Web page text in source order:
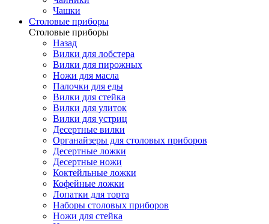
Чашки
Cтоловые приборы
Cтоловые приборы
Назад
Вилки для лобстера
Вилки для пирожных
Ножи для масла
Палочки для еды
Вилки для стейка
Вилки для улиток
Вилки для устриц
Десертные вилки
Органайзеры для столовых приборов
Десертные ложки
Десертные ножи
Коктейльные ложки
Кофейные ложки
Лопатки для торта
Наборы столовых приборов
Ножи для стейка